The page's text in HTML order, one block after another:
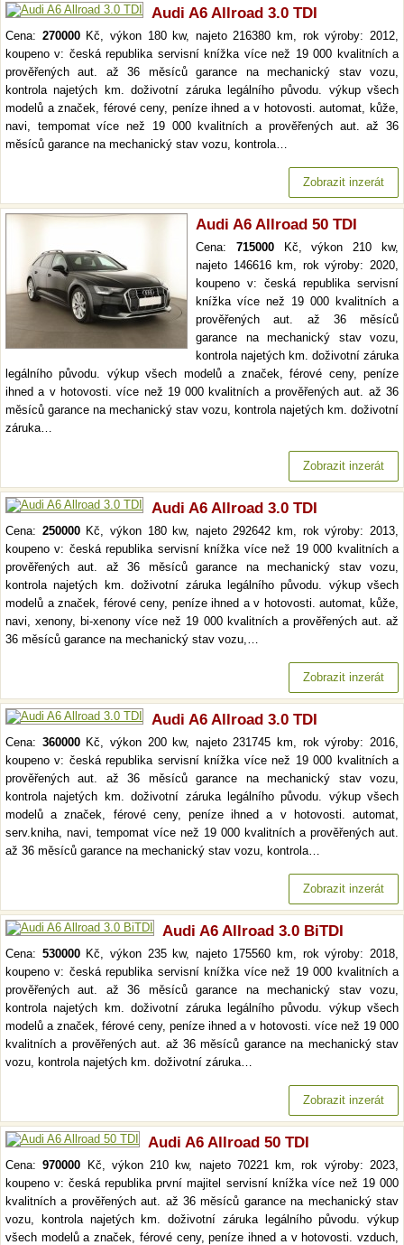
Audi A6 Allroad 3.0 TDI
Cena: 270000Kč, výkon 180 kw, najeto 216380 km, rok výroby: 2012,
koupeno v: česká republika servisní knížka více než 19 000 kvalitních a
prověřených aut. až 36 měsíců garance na mechanický stav vozu,
kontrola najetých km. doživotní záruka legálního původu. výkup všech
modelů a značek, férové ceny, peníze ihned a v hotovosti. automat, kůže,
navi, tempomat více než 19 000 kvalitních a prověřených aut. až 36
měsíců garance na mechanický stav vozu, kontrola…
Zobrazit inzerát
Audi A6 Allroad 50 TDI
Cena: 715000Kč, výkon 210 kw,
najeto 146616 km, rok výroby: 2020,
koupeno v: česká republika servisní
knížka více než 19 000 kvalitních a
prověřených aut. až 36 měsíců
garance na mechanický stav vozu,
kontrola najetých km. doživotní záruka
legálního původu. výkup všech modelů a značek, férové ceny, peníze
ihned a v hotovosti. více než 19 000 kvalitních a prověřených aut. až 36
měsíců garance na mechanický stav vozu, kontrola najetých km. doživotní
záruka…
Zobrazit inzerát
Audi A6 Allroad 3.0 TDI
Cena: 250000Kč, výkon 180 kw, najeto 292642 km, rok výroby: 2013,
koupeno v: česká republika servisní knížka více než 19 000 kvalitních a
prověřených aut. až 36 měsíců garance na mechanický stav vozu,
kontrola najetých km. doživotní záruka legálního původu. výkup všech
modelů a značek, férové ceny, peníze ihned a v hotovosti. automat, kůže,
navi, xenony, bi-xenony více než 19 000 kvalitních a prověřených aut. až
36 měsíců garance na mechanický stav vozu,…
Zobrazit inzerát
Audi A6 Allroad 3.0 TDI
Cena: 360000Kč, výkon 200 kw, najeto 231745 km, rok výroby: 2016,
koupeno v: česká republika servisní knížka více než 19 000 kvalitních a
prověřených aut. až 36 měsíců garance na mechanický stav vozu,
kontrola najetých km. doživotní záruka legálního původu. výkup všech
modelů a značek, férové ceny, peníze ihned a v hotovosti. automat,
serv.kniha, navi, tempomat více než 19 000 kvalitních a prověřených aut.
až 36 měsíců garance na mechanický stav vozu, kontrola…
Zobrazit inzerát
Audi A6 Allroad 3.0 BiTDI
Cena: 530000Kč, výkon 235 kw, najeto 175560 km, rok výroby: 2018,
koupeno v: česká republika servisní knížka více než 19 000 kvalitních a
prověřených aut. až 36 měsíců garance na mechanický stav vozu,
kontrola najetých km. doživotní záruka legálního původu. výkup všech
modelů a značek, férové ceny, peníze ihned a v hotovosti. více než 19 000
kvalitních a prověřených aut. až 36 měsíců garance na mechanický stav
vozu, kontrola najetých km. doživotní záruka…
Zobrazit inzerát
Audi A6 Allroad 50 TDI
Cena:970000 Kč, výkon 210 kw, najeto 70221 km, rok výroby: 2023,
koupeno v: česká republika první majitel servisní knížka více než 19 000
kvalitních a prověřených aut. až 36 měsíců garance na mechanický stav
vozu, kontrola najetých km. doživotní záruka legálního původu. výkup
všech modelů a značek, férové ceny, peníze ihned a v hotovosti. vzduch,